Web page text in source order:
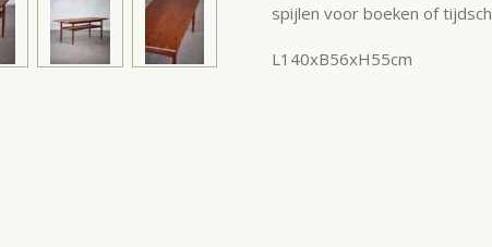
spijlen voor boeken of
L140xB56xH55cm